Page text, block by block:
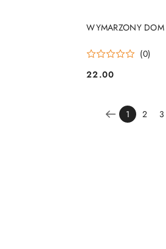
WYMARZONY
(0)
Cena:
22.00
1 2 3